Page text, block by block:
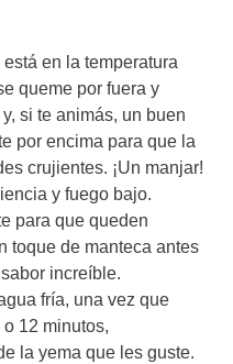
está en la temperatura
queme por fuera y
si te animás, un buen
por encima para que la
crujientes. ¡Un manjar!
y fuego bajo.
para que queden
toque de manteca antes
increíble.
fría, una vez que
12 minutos,
la yema que les guste.